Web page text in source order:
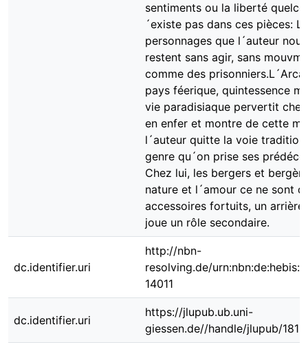
sentiments ou la liberté
´existe pas dans ces pièces:
personnages que l´auteur
restent sans agir, sans
comme des
pays féerique, quintessence
vie paradisiaque pervertit
en enfer et montre de cette
l´auteur quitte la voie
genre qu´on prise ses
Chez lui, les bergers et
nature et l´amour ce ne sont
accessoires fortuits, un
joue un rôle secondaire.
dc.identifier.uri
http://nbn-
resolving.de/
14011
dc.identifier.uri
https://jlupub.ub.uni-
giessen.de//handle/jlupub/